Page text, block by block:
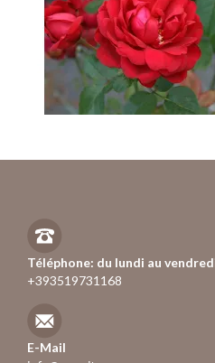
Téléphone: du lundi au
+393519731168
E-Mail